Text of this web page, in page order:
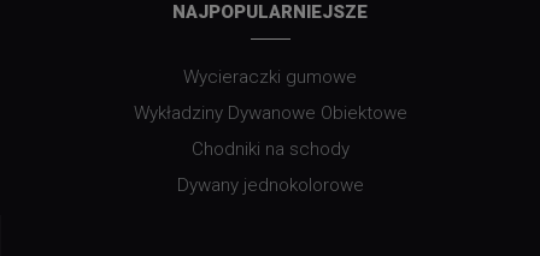
NAJPOPULARNIEJSZE
Wycieraczki gumowe
Wykładziny Dywanowe Obiektowe
Chodniki na schody
Dywany jednokolorowe